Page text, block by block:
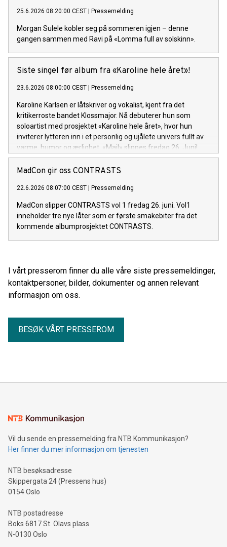
25.6.2026 08:20:00 CEST Pressemelding
Morgan Sulele kobler seg på sommeren igjen – denne
gangen sammen med Ravi på «Lomma full av solskinn».
Siste singel før album fra «Karoline hele året»!
23.6.2026 08:00:00 CEST Pressemelding
Karoline Karlsen er låtskriver og vokalist, kjent fra det
kritikerroste bandet Klossmajor. Nå debuterer hun som
soloartist med prosjektet «Karoline hele året», hvor hun
inviterer lytteren inn i et personlig og ujålete univers fullt av
varme, humor og ærlighet. «Mail» slippes fredag 26. Juni!
MadCon gir oss CONTRASTS
22.6.2026 08:07:00 CEST Pressemelding
MadCon slipper CONTRASTS vol 1 fredag 26. juni. Vol1
inneholder tre nye låter som er første smakebiter fra det
kommende albumprosjektet CONTRASTS.
I vårt presserom finner du alle våre siste pressemeldinger,
kontaktpersoner, bilder, dokumenter og annen relevant
informasjon om oss.
BESØK VÅRT PRESSEROM
Vil du sende en pressemelding fra NTB Kommunikasjon?
Her finner du mer informasjon om tjenesten
NTB besøksadresse
Skippergata 24 (Pressens hus)
0154 Oslo
NTB postadresse
Boks 6817 St. Olavs plass
N-0130 Oslo